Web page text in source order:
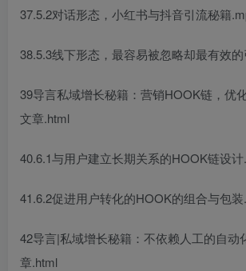
37.5.2对话形态，小红书与抖音引流秘籍
38.5.3线下形态，最容易被忽略却最有效
39导言私域增长秘籍：营销HOOK链，优
文章.html
40.6.1与用户建立长期关系的HOOK链设
41.6.2促进用户转化的HOOK的组合与包
42导言|私域增长秘籍：不依赖人工的自动
章.html